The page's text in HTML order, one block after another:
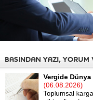
BASINDAN YAZI, YORUM
Vergide Dünya
(06.08.2026)
Toplumsal